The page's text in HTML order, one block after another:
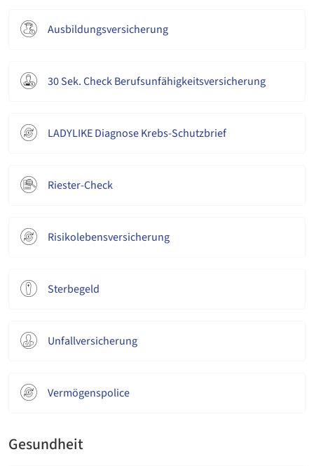
Ausbildungsversicherung
30 Sek. Check Berufsunfähigkeitsversicherung
LADYLIKE Diagnose Krebs-Schutzbrief
Riester-Check
Risikolebensversicherung
Sterbegeld
Unfallversicherung
Vermögenspolice
Gesundheit